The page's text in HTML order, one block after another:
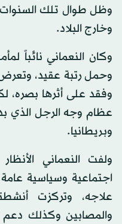
وظل طوال تلك
وخارج البلاد.
وكان النعماني نائباً
وحمل رتبة عقيد،
وفقد على أثرها بصره،
عظام وجه الرجل الذي
وبريطانيا.
ولفت النعماني
اجتماعية وسياسية
علاجه، وتركزت
والمصابين وكذلك دعم